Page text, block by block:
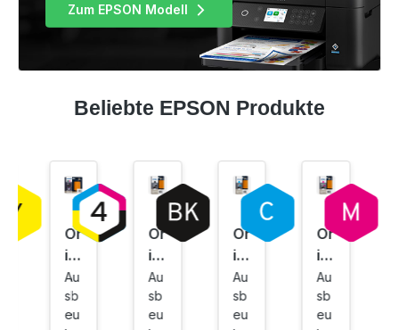
Zum EPSON Modell
Beliebte EPSON Produkte
Or
igi
na
l
Ti
Au
sb
eu
Or
igi
na
l
Ti
Au
sb
eu
Or
igi
na
l
Ti
Au
sb
eu
Or
igi
na
l
Ti
Au
sb
eu